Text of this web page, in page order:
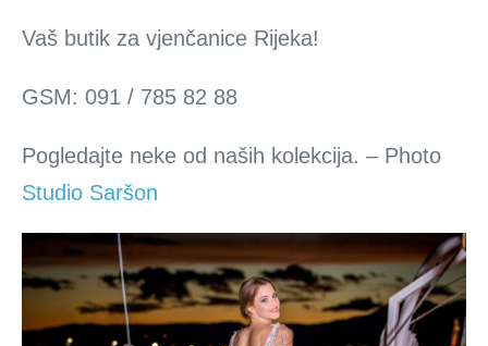
Vaš butik za vjenčanice Rijeka!
GSM: 091 / 785 82 88
Pogledajte neke od naših kolekcija. – Photo
Studio Saršon